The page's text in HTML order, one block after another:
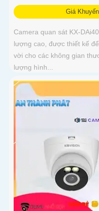
Giá
Camera quan sát KX-
lượng cao, được thiết kế
vời cho các không gian
lượng hình...